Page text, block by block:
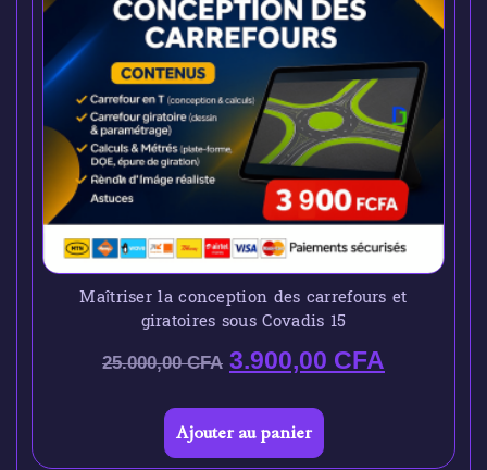
Maîtriser la conception des carrefours et
giratoires sous Covadis 15
25.000,00CFA 3.900,00 CFA
Ajouter au panier